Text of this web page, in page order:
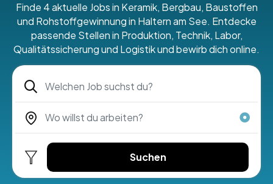
Finde 4 aktuelle Jobs in Keramik, Bergbau, Baustoffen
und Rohstoffgewinnung in Haltern am See. Entdecke
passende Stellen in Produktion, Technik, Labor,
Qualitätssicherung und Logistik und bewirb dich online.
Suchen